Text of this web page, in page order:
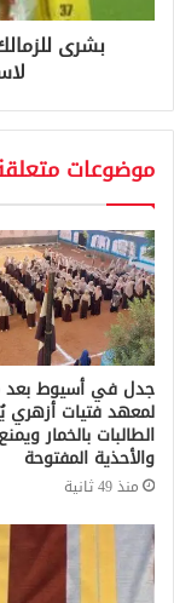
بشرى
موضوعات
جدل في أسيوط بعد
لمعهد فتيات أزهري
الطالبات بالخمار
والأحذية المفتوحة
منذ 49 ثانية